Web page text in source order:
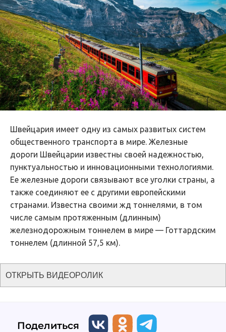
Швейцария имеет одну из самых развитых систем
общественного транспорта в мире. Железные
дороги Швейцарии известны своей надежностью,
пунктуальностью и инновационными технологиями.
Ее железные дороги связывают все уголки страны, а
также соединяют ее с другими европейскими
странами. Известна своими жд тоннелями, в том
числе самым протяженным (длинным)
железнодорожным тоннелем в мире — Готтардским
тоннелем (длинной 57,5 км).
ОТКРЫТЬ ВИДЕОРОЛИК
Поделиться